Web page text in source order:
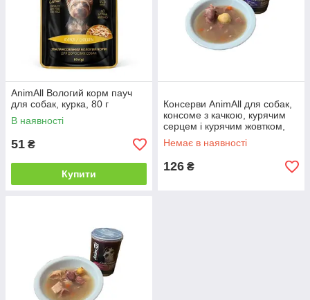
AnimAll Вологий корм пауч
для собак, курка, 80 г
В наявності
51 ₴
Купити
Консерви AnimAll для собак,
консоме з качкою, курячим
серцем і курячим жовтком,
375 г
Немає в наявності
126 ₴